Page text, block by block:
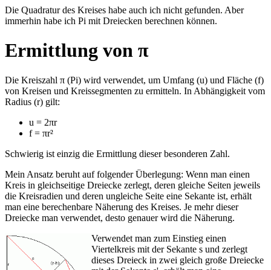
Die Quadratur des Kreises habe auch ich nicht gefunden. Aber
immerhin habe ich Pi mit Dreiecken berechnen können.
Ermittlung von π
Die Kreiszahl π (Pi) wird verwendet, um Umfang (u) und Fläche (f)
von Kreisen und Kreissegmenten zu ermitteln. In Abhängigkeit vom
Radius (r) gilt:
u = 2πr
f = πr²
Schwierig ist einzig die Ermittlung dieser besonderen Zahl.
Mein Ansatz beruht auf folgender Überlegung: Wenn man einen
Kreis in gleichseitige Dreiecke zerlegt, deren gleiche Seiten jeweils
die Kreisradien und deren ungleiche Seite eine Sekante ist, erhält
man eine berechenbare Näherung des Kreises. Je mehr dieser
Dreiecke man verwendet, desto genauer wird die Näherung.
Verwendet man zum Einstieg einen
Viertelkreis mit der Sekante s und zerlegt
dieses Dreieck in zwei gleich große Dreiecke